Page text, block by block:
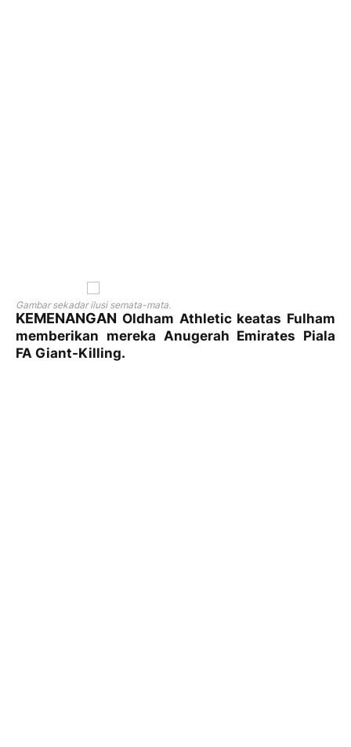
Gambar sekadar ilusi semata-mata.
KEMENANGAN Oldham Athletic keatas Fulham
memberikan mereka Anugerah Emirates Piala
FA Giant-Killing.